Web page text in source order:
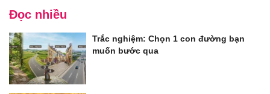
Đọc nhiều
Trắc nghiệm: Chọn 1 con đường bạn
muốn bước qua